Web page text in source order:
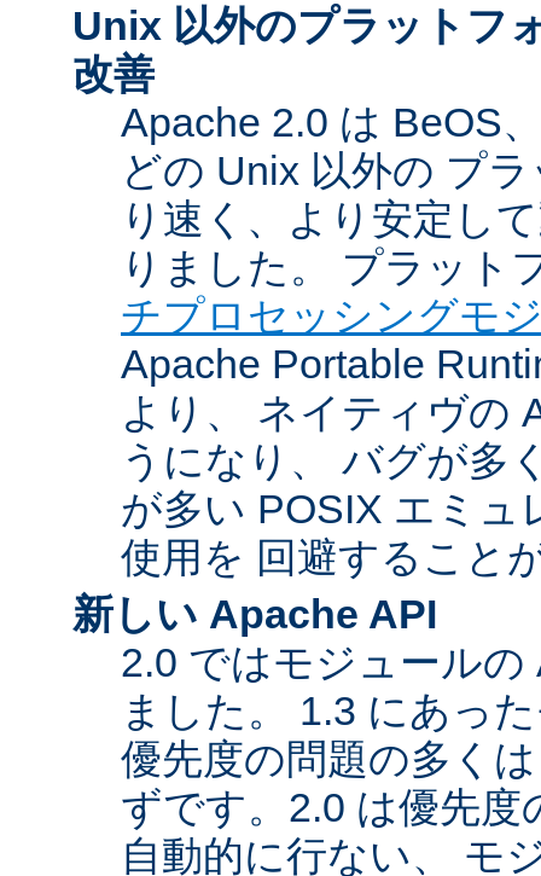
Unix 以外のプラットフ
改善
Apache 2.0 は BeOS
どの Unix 以外の プ
り速く、より安定し
りました。 プラット
チプロセッシングモ
Apache Portable
より、 ネイティヴの
うになり、 バグが多
が多い POSIX エミュ
使用を 回避すること
新しい Apache API
2.0 ではモジュール
ました。 1.3 にあっ
優先度の問題の多く
ずです。2.0 は優先
自動的に行ない、 モ